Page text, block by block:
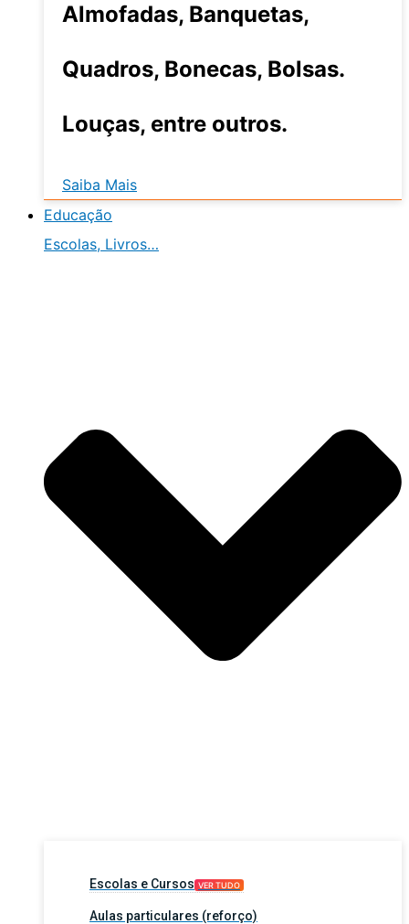
Almofadas, Banquetas,
Quadros, Bonecas, Bolsas.
Louças, entre outros.
Saiba Mais
Educação
Escolas, Livros…
Escolas e Cursos VER TUDO
Aulas particulares (reforço)